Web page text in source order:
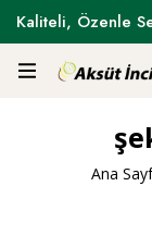
Kaliteli, Özenle
Tam Zamanı !
Ana